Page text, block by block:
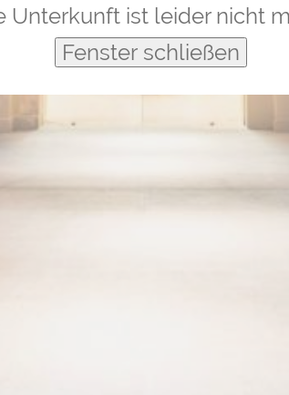
Unterkunft ist leider nicht
Fenster schließen